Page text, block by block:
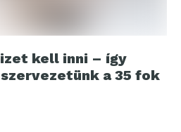
kell inni – így
a 35 fok